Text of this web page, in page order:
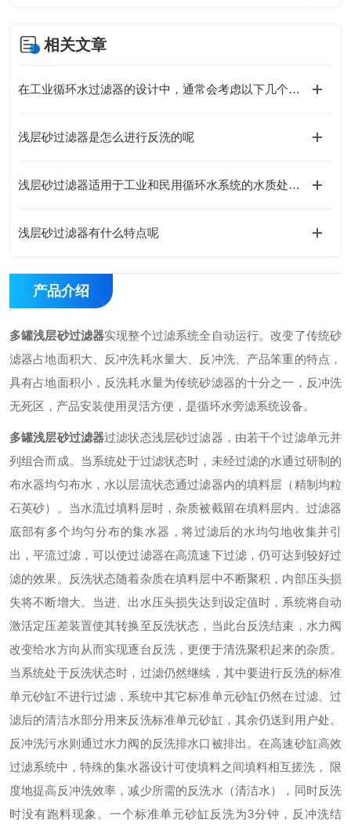
相关文章
在工业循环水过滤器的设计中，通常会考虑以下几个因素
浅层砂过滤器是怎么进行反洗的呢
浅层砂过滤器适用于工业和民用循环水系统的水质处理。
浅层砂过滤器有什么特点呢
产品介绍
多罐浅层砂过滤器实现整个过滤系统全自动运行。改变了传统砂
滤器占地面积大、反冲洗耗水量大、反冲洗、产品笨重的特点，
具有占地面积小，反洗耗水量为传统砂滤器的十分之一，反冲洗
无死区，产品安装使用灵活方便，是循环水旁滤系统设备。
多罐浅层砂过滤器过滤状态浅层砂过滤器，由若干个过滤单元并
列组合而成。当系统处于过滤状态时，未经过滤的水通过研制的
布水器均匀布水，水以层流状态通过滤器内的填料层（精制均粒
石英砂）。当水流过填料层时，杂质被截留在填料层内。过滤器
底部有多个均匀分布的集水器，将过滤后的水均匀地收集并引
出，平流过滤，可以使过滤器在高流速下过滤，仍可达到较好过
滤的效果。
反洗状态随着杂质在填料层中不断聚积，内部压头损
失将不断增大。当进、出水压头损失达到设定值时，系统将自动
激活定压差装置使其转换至反洗状态，当此台反洗结束，水力阀
改变给水方向从而实现逐台反洗，更便于清洗聚积起来的杂质。
当系统处于反洗状态时，过滤仍然继续，其中要进行反洗的标准
单元砂缸不进行过滤，系统中其它标准单元砂缸仍然在过滤。过
滤后的清洁水部分用来反洗标准单元砂缸，其余仍送到用户处。
反冲洗污水则通过水力阀的反洗排水口被排出。在高速砂缸高效
过滤系统中，特殊的集水器设计可使填料之间填料相互搓洗， 限
度地提高反冲洗效率，减少所需的反洗水（清洁水），同时反洗
时没有跑料现象。一个标准单元砂缸反洗为3分钟，反冲洗结